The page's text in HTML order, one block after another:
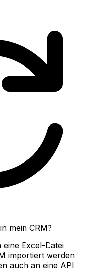
mein CRM?
eine Excel-Datei
importiert werden
auch an eine API